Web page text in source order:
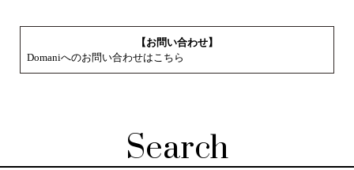
【お問い合わせ】
Domaniへのお問い合わせはこちら
Search